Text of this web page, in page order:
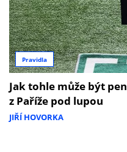
Pravidla
Jak tohle může být
z Paříže pod lupou
JIŘÍ HOVORKA